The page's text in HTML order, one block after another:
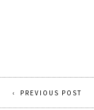
PREVIOUS POST